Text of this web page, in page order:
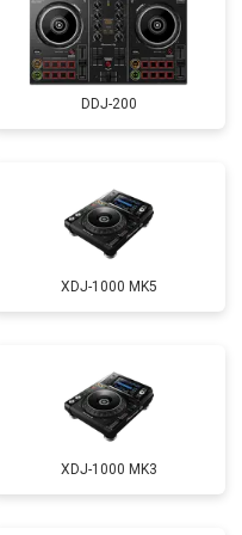
DDJ-200
XDJ-1000 MK5
XDJ-1000 MK3